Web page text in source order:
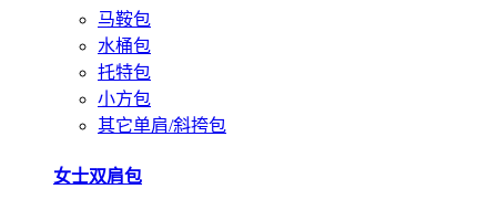
马鞍包
水桶包
托特包
小方包
其它单肩/斜挎包
女士双肩包